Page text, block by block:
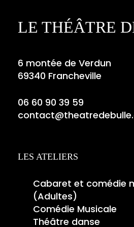
LE THÉÂTRE
6 montée de Verdun
69340 Francheville
06 60 90 39 59
LES ATELIERS
Cabaret et comédie
(Adultes)
Comédie Musicale
Théâtre danse